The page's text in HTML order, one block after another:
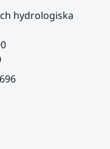
hydrologiska